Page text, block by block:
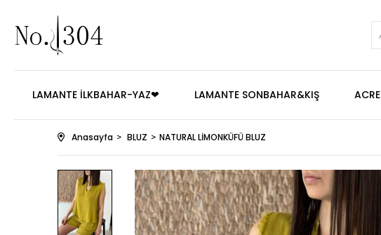
LAMANTE İLKBAHAR-YAZ❤ LAMANTE SONBAHAR&KIŞ ACRE
Anasayfa BLUZ NATURAL LİMONKÜFÜ BLUZ